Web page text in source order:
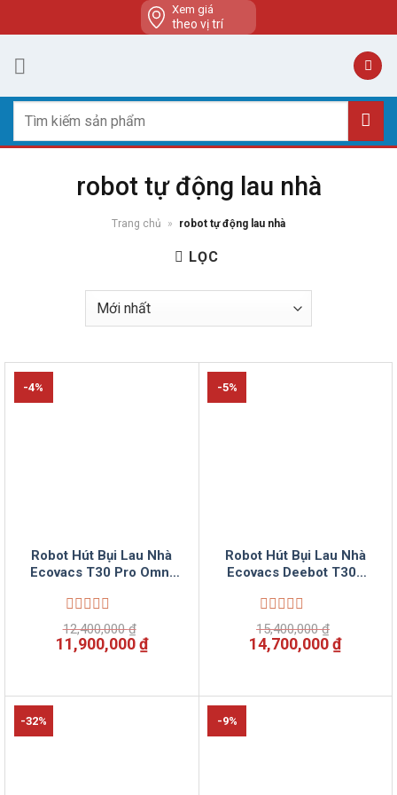
to
content
Xem giá
theo vị trí
kiếm:
robot tự động lau nhà
Trang chủ » robot tự động lau nhà
LỌC
-4%
Robot Hút Bụi Lau Nhà
Ecovacs T30 Pro Omni
Được
xếp
hạng
sao
12,400,000₫
Giá
gốc
12,400,000 ₫.
11,900,000₫Giá
hiện
là:
11,900,000 ₫.
-5%
Robot Hút Bụi Lau Nhà
Ecovacs Deebot T30s
Được
xếp
hạng
sao
15,400,000₫
Giá
gốc
15,400,000 ₫.
14,700,000₫Giá
là:
-32% -9%